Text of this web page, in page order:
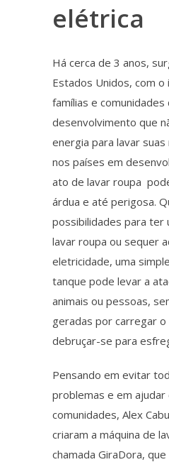
elétrica
Há cerca de 3 anos,
Estados Unidos, com
famílias e
desenvolvimento que
energia para lavar
nos países em
ato de lavar roupa
árdua e até perigosa.
possibilidades para ter
lavar roupa ou sequer
eletricidade, uma
tanque pode levar a
animais ou pessoas,
geradas por carregar
debruçar-se para
Pensando em evitar
problemas e em ajudar
comunidades, Alex
criaram a máquina de
chamada GiraDora,